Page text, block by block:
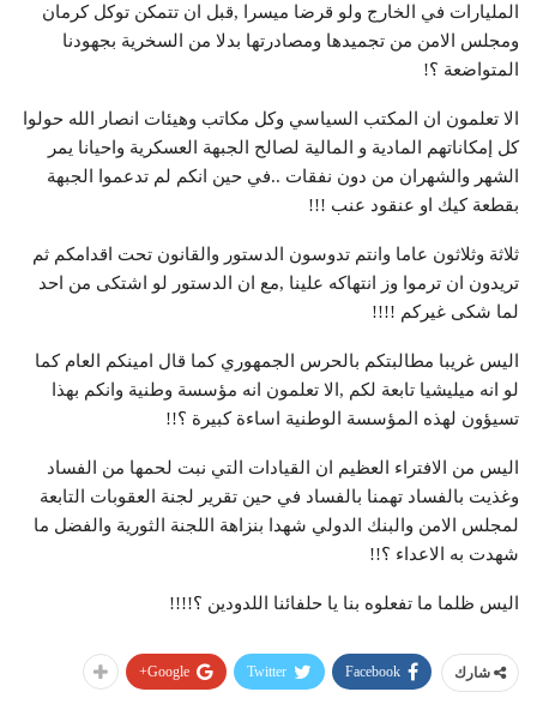
المليارات في الخارج ولو قرضا ميسرا ,قبل ان تتمكن توكل كرمان
ومجلس الامن من تجميدها ومصادرتها بدلا من السخرية بجهودنا
المتواضعة ؟!
الا تعلمون ان المكتب السياسي وكل مكاتب وهيئات انصار الله حولوا
كل إمكاناتهم المادية و المالية لصالح الجبهة العسكرية واحيانا يمر
الشهر والشهران من دون نفقات ..في حين انكم لم تدعموا الجبهة
بقطعة كيك او عنقود عنب !!!
ثلاثة وثلاثون عاما وانتم تدوسون الدستور والقانون تحت اقدامكم ثم
تريدون ان ترموا وز انتهاكه علينا ,مع ان الدستور لو اشتكى من احد
لما شكى غيركم !!!!
اليس غريبا مطالبتكم بالحرس الجمهوري كما قال امينكم العام كما
لو انه ميليشيا تابعة لكم ,الا تعلمون انه مؤسسة وطنية وانكم بهذا
تسيؤون لهذه المؤسسة الوطنية اساءة كبيرة ؟!!
اليس من الافتراء العظيم ان القيادات التي نبت لحمها من الفساد
وغذيت بالفساد تهمنا بالفساد في حين تقرير لجنة العقوبات التابعة
لمجلس الامن والبنك الدولي شهدا بنزاهة اللجنة الثورية والفضل ما
شهدت به الاعداء ؟!!
اليس ظلما ما تفعلوه بنا يا حلفائنا اللدودين ؟!!!!
شارك Facebook
Twitter
Google+